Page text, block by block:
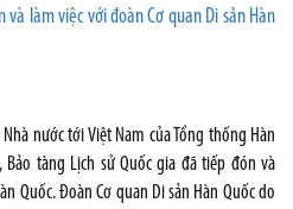
và làm việc với đoàn Cơ quan Di sản Hàn
nước tới Việt Nam của Tổng thống Hàn
tàng Lịch sử Quốc gia đã tiếp đón và
Quốc. Đoàn Cơ quan Di sản Hàn Quốc do